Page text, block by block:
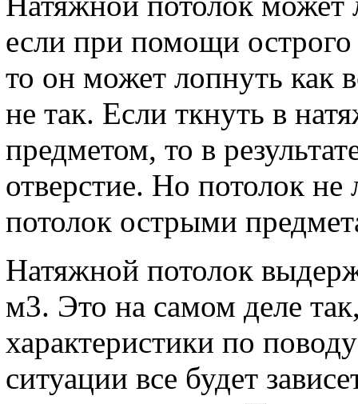
если при помощи острого
то он может лопнуть как
не так. Если ткнуть в
предметом, то в
отверстие. Но потолок
потолок острыми
Натяжной потолок
м3. Это на самом деле
характеристики по
ситуации все будет